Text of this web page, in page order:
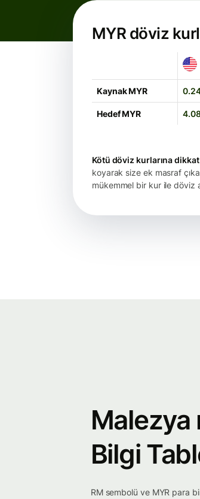
MYR döviz
USD
Kaynak MYR
Hedef MYR
Kötü döviz kurlarına
koyarak size ek masraf
mükemmel bir kur ile döviz
Malezya
Bilgi
RM sembolü ve MYR para